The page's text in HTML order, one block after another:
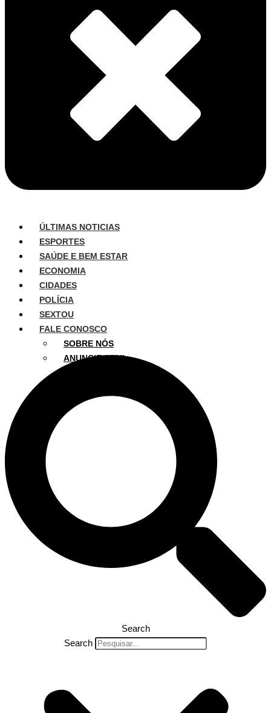
ÚLTIMAS NOTICIAS
ESPORTES
SAÚDE E BEM ESTAR
ECONOMIA
CIDADES
POLÍCIA
SEXTOU
FALE CONOSCO
SOBRE NÓS
ANUNCIE AQUI
Search
Search